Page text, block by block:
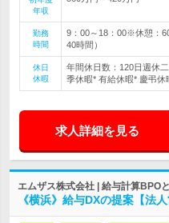
年収
勤務
時間
9：00～18：00※休憩：
40時間）
休日
休暇
年間休日数：120日週休
季休暇* 有給休暇* 慶弔休
求人詳細を見る
エムザス株式会社 | 給与計算BPO
《横浜》給与DXの提案【法